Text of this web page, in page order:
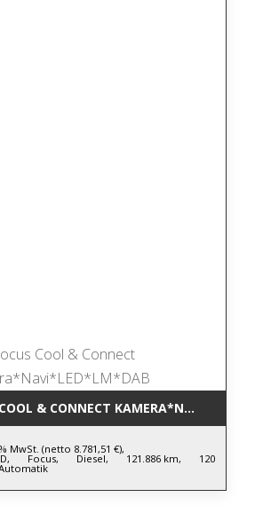
COOL & CONNECT
MwSt. (netto 8.781,51 €),
Focus, Diesel, 121.886 km, 120